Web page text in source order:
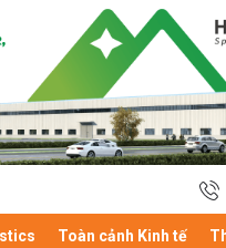
Toàn cảnh Kinh tế